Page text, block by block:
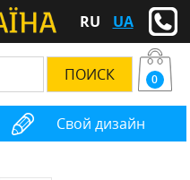
RU UA
Свой дизайн
0